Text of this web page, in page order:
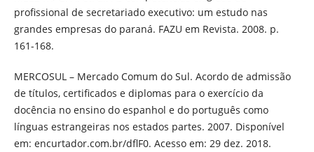
profissional de secretariado executivo: um estudo nas
grandes empresas do paraná. FAZU em Revista. 2008. p.
161-168.
MERCOSUL – Mercado Comum do Sul. Acordo de admissão
de títulos, certificados e diplomas para o exercício da
docência no ensino do espanhol e do português como
línguas estrangeiras nos estados partes. 2007. Disponível
em: encurtador.com.br/dflF0. Acesso em: 29 dez. 2018.